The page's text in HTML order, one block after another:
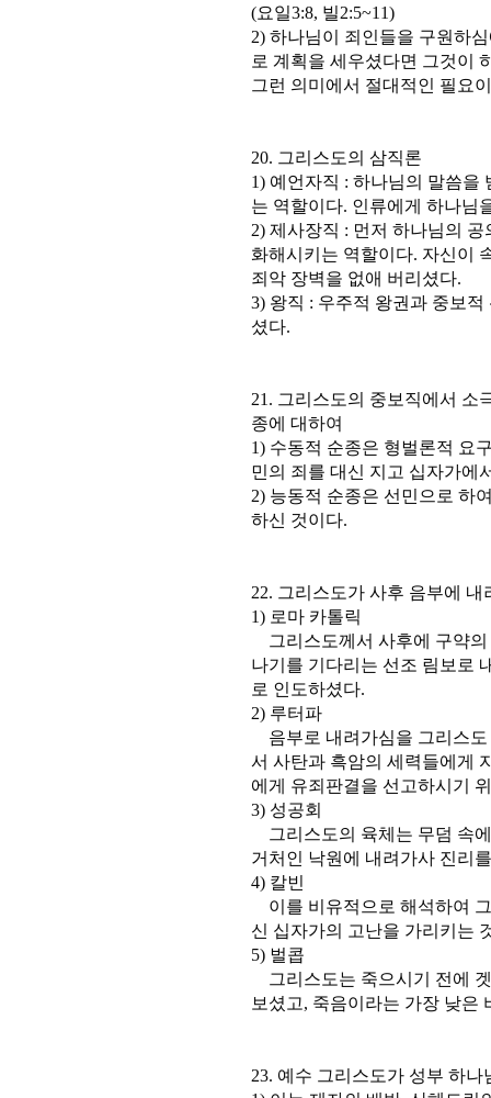
(요일3:8, 빌2:5~11)
2) 하나님이 죄인들을 구원하
로 계획을 세우셨다면 그것이
그런 의미에서 절대적인 필요
20. 그리스도의 삼직론
1) 예언자직 : 하나님의 말씀을
는 역할이다. 인류에게 하나님
2) 제사장직 : 먼저 하나님의
화해시키는 역할이다. 자신이
죄악 장벽을 없애 버리셨다.
3) 왕직 : 우주적 왕권과 중보
셨다.
21. 그리스도의 중보직에서 소
종에 대하여
1) 수동적 순종은 형벌론적 요
민의 죄를 대신 지고 십자가에
2) 능동적 순종은 선민으로 하
하신 것이다.
22. 그리스도가 사후 음부에
1) 로마 카톨릭
그리스도께서 사후에 구약의
나기를 기다리는 선조 림보로
로 인도하셨다.
2) 루터파
음부로 내려가심을 그리스도
서 사탄과 흑암의 세력들에게
에게 유죄판결을 선고하시기
3) 성공회
그리스도의 육체는 무덤 속
거처인 낙원에 내려가사 진리
4) 칼빈
이를 비유적으로 해석하여
신 십자가의 고난을 가리키는
5) 벌콥
그리스도는 죽으시기 전에
보셨고, 죽음이라는 가장 낮은
23. 예수 그리스도가 성부 하